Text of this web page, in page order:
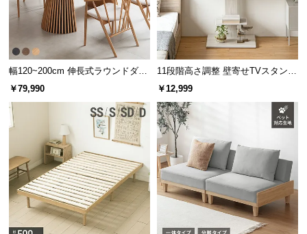
幅120~200cm 伸長式ラウンドダイ
ニングテーブル 6人掛け 天然木突
板 美しい格子デザイン
￥79,990
11段階高さ調整 壁寄せTVスタンド
キャスター付き 上下左右角度調節
￥12,999